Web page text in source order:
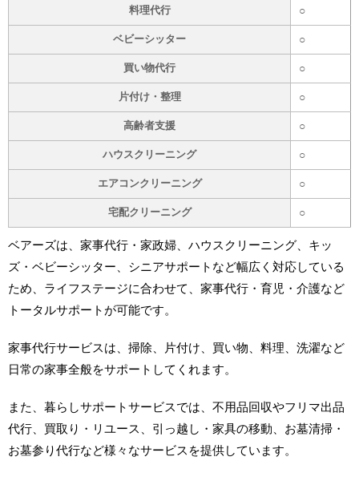
料理代行 ○
ベビーシッター ○
買い物代行 ○
片付け・整理 ○
高齢者支援 ○
ハウスクリーニング ○
エアコンクリーニング ○
宅配クリーニング ○
ベアーズは、家事代行・家政婦、ハウスクリーニング、キッ
ズ・ベビーシッター、シニアサポートなど幅広く対応している
ため、ライフステージに合わせて、家事代行・育児・介護など
トータルサポートが可能です。
家事代行サービスは、掃除、片付け、買い物、料理、洗濯など
日常の家事全般をサポートしてくれます。
また、暮らしサポートサービスでは、不用品回収やフリマ出品
代行、買取り・リユース、引っ越し・家具の移動、お墓清掃・
お墓参り代行など様々なサービスを提供しています。